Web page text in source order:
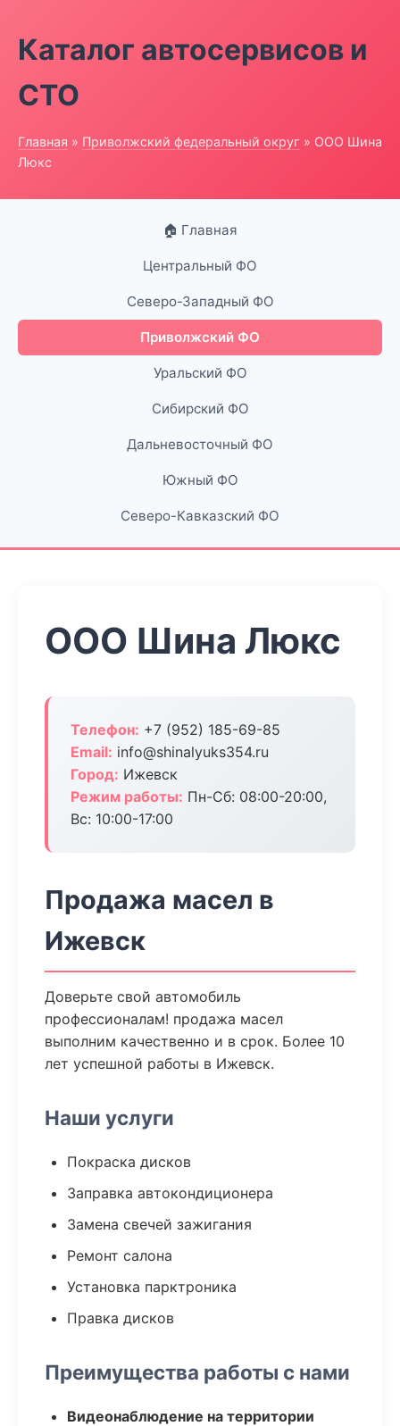
Каталог автосервисов и
СТО
Главная » Приволжский федеральный округ » ООО Шина
Люкс
🏠 Главная
Центральный ФО
Северо-Западный ФО
Приволжский ФО
Уральский ФО
Сибирский ФО
Дальневосточный ФО
Южный ФО
Северо-Кавказский ФО
ООО Шина Люкс
Телефон: +7 (952) 185-69-85
Email: info@shinalyuks354.ru
Город: Ижевск
Режим работы: Пн-Сб: 08:00-20:00,
Вс: 10:00-17:00
Продажа масел в
Ижевск
Доверьте свой автомобиль
профессионалам! продажа масел
выполним качественно и в срок. Более 10
лет успешной работы в Ижевск.
Наши услуги
Покраска дисков
Заправка автокондиционера
Замена свечей зажигания
Ремонт салона
Установка парктроника
Правка дисков
Преимущества работы с нами
Видеонаблюдение на территории